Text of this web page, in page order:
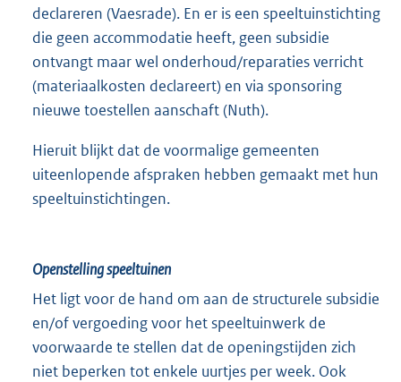
declareren (Vaesrade). En er is een speeltuinstichting
die geen accommodatie heeft, geen subsidie
ontvangt maar wel onderhoud/reparaties verricht
(materiaalkosten declareert) en via sponsoring
nieuwe toestellen aanschaft (Nuth).
Hieruit blijkt dat de voormalige gemeenten
uiteenlopende afspraken hebben gemaakt met hun
speeltuinstichtingen.
Openstelling speeltuinen
Het ligt voor de hand om aan de structurele subsidie
en/of vergoeding voor het speeltuinwerk de
voorwaarde te stellen dat de openingstijden zich
niet beperken tot enkele uurtjes per week. Ook